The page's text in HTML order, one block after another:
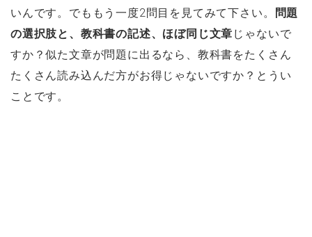
いんです。でももう一度2問目を見てみて下さい。
問題
の選択肢と、教科書の記述、ほぼ同じ文章 じゃないで
すか？似た文章が問題に出るなら、教科書をたくさん
たくさん読み込んだ方がお得じゃないですか？とうい
ことです。